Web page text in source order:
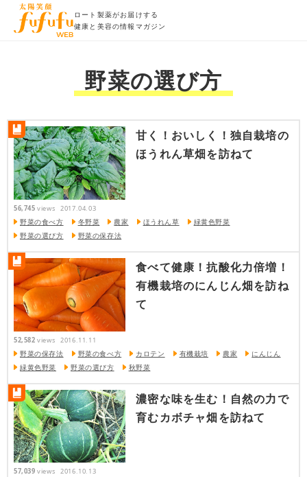
ロート製薬がお届けする
健康と美容の情報マガジン
野菜の選び方
甘く！おいしく！独自栽培の
ほうれん草畑を訪ねて
56,745 views 2017.04.03
野菜の食べ方 冬野菜 農家 ほうれん草
緑黄色野菜
野菜の選び方
野菜の保存法
食べて健康！抗酸化力倍増！
有機栽培のにんじん畑を訪ね
て
52,582 views 2016.11.11
野菜の保存法 野菜の食べ方 カロテン 有機栽培 農家
にんじん
緑黄色野菜
野菜の選び方 秋野菜
濃密な味を生む！自然の力で
育むカボチャ畑を訪ねて
57,039 views 2016.10.13